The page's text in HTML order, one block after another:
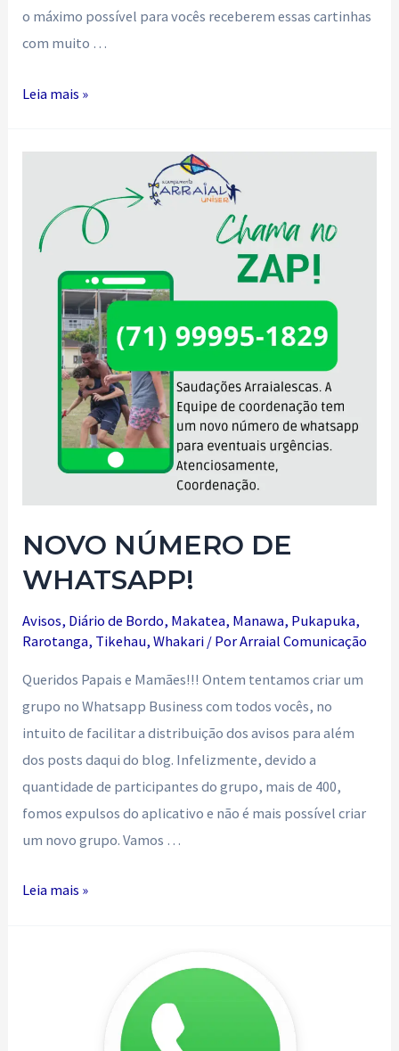
o máximo possível para vocês receberem essas cartinhas
com muito …
PASSO
SEU(A)
FILHO(A)
Leia mais »
NOVO NÚMERO DE
WHATSAPP!
Avisos, Diário de Bordo, Makatea, Manawa, Pukapuka,
Rarotanga, Tikehau,Whakari / PorArraial Comunicação
Queridos Papais e Mamães!!! Ontem tentamos criar um
grupo no Whatsapp Business com todos vocês, no
intuito de facilitar a distribuição dos avisos para além
dos posts daqui do blog. Infelizmente, devido a
quantidade de participantes do grupo, mais de 400,
fomos expulsos do aplicativo e não é mais possível criar
um novo grupo. Vamos …
NOVO
Leia mais »